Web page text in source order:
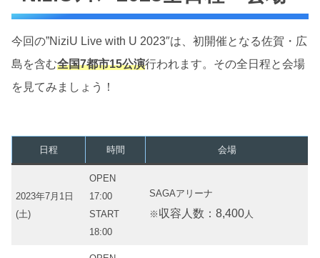
今回の”NiziU Live with U 2023″は、初開催となる佐賀・広
島を含む全国7都市15公演行われます。その全日程と会場
を見てみましょう！
日程 時間 会場
2023年7月1日
(土)
OPEN
17:00
START
18:00
SAGAアリーナ
※ 収容人数：8,400 人